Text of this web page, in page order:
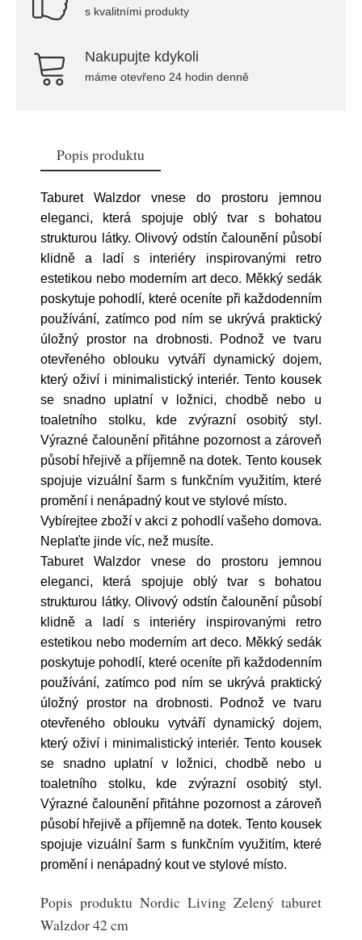
s kvalitními produkty
Nakupujte kdykoli
máme otevřeno 24 hodin denně
Popis produktu
Taburet Walzdor vnese do prostoru jemnou
eleganci, která spojuje oblý tvar s bohatou
strukturou látky. Olivový odstín čalounění působí
klidně a ladí s interiéry inspirovanými retro
estetikou nebo moderním art deco. Měkký sedák
poskytuje pohodlí, které oceníte při každodenním
používání, zatímco pod ním se ukrývá praktický
úložný prostor na drobnosti. Podnož ve tvaru
otevřeného oblouku vytváří dynamický dojem,
který oživí i minimalistický interiér. Tento kousek
se snadno uplatní v ložnici, chodbě nebo u
toaletního stolku, kde zvýrazní osobitý styl.
Výrazné čalounění přitáhne pozornost a zároveň
působí hřejivě a příjemně na dotek. Tento kousek
spojuje vizuální šarm s funkčním využitím, které
promění i nenápadný kout ve stylové místo.
Vybírejtee zboží v akci z pohodlí vašeho domova.
Neplaťte jinde víc, než musíte.
Taburet Walzdor vnese do prostoru jemnou
eleganci, která spojuje oblý tvar s bohatou
strukturou látky. Olivový odstín čalounění působí
klidně a ladí s interiéry inspirovanými retro
estetikou nebo moderním art deco. Měkký sedák
poskytuje pohodlí, které oceníte při každodenním
používání, zatímco pod ním se ukrývá praktický
úložný prostor na drobnosti. Podnož ve tvaru
otevřeného oblouku vytváří dynamický dojem,
který oživí i minimalistický interiér. Tento kousek
se snadno uplatní v ložnici, chodbě nebo u
toaletního stolku, kde zvýrazní osobitý styl.
Výrazné čalounění přitáhne pozornost a zároveň
působí hřejivě a příjemně na dotek. Tento kousek
spojuje vizuální šarm s funkčním využitím, které
promění i nenápadný kout ve stylové místo.
Popis produktu Nordic Living Zelený taburet
Walzdor 42 cm